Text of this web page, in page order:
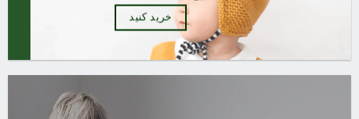
خرید کنید